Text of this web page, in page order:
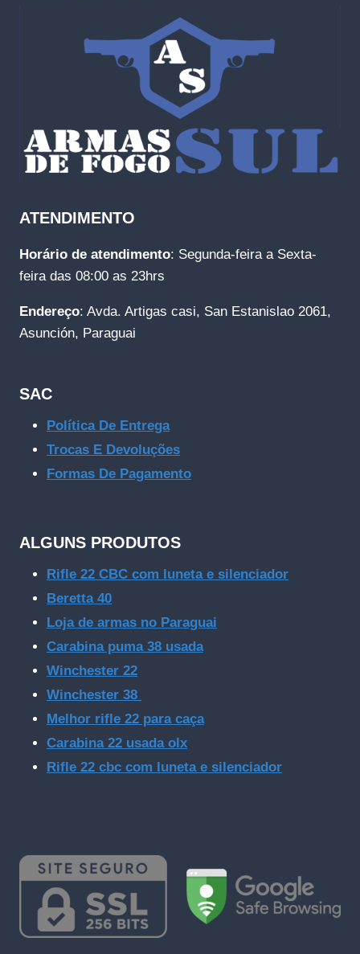
ATENDIMENTO
Horário de atendimento: Segunda-feira a Sexta-
feira das 08:00 as 23hrs
Endereço: Avda. Artigas casi, San Estanislao 2061,
Asunción, Paraguai
SAC
Política De Entrega
Trocas E Devoluções
Formas De Pagamento
ALGUNS PRODUTOS
Rifle 22 CBC com luneta e silenciador
Beretta 40
Loja de armas no Paraguai
Carabina puma 38 usada
Winchester 22
Winchester 38
Melhor rifle 22 para caça
Carabina 22 usada olx
Rifle 22 cbc com luneta e silenciador